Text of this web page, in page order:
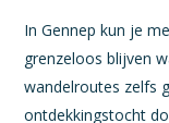
In Gennep kun je
grenzeloos blijven
wandelroutes zelfs
ontdekkingstocht